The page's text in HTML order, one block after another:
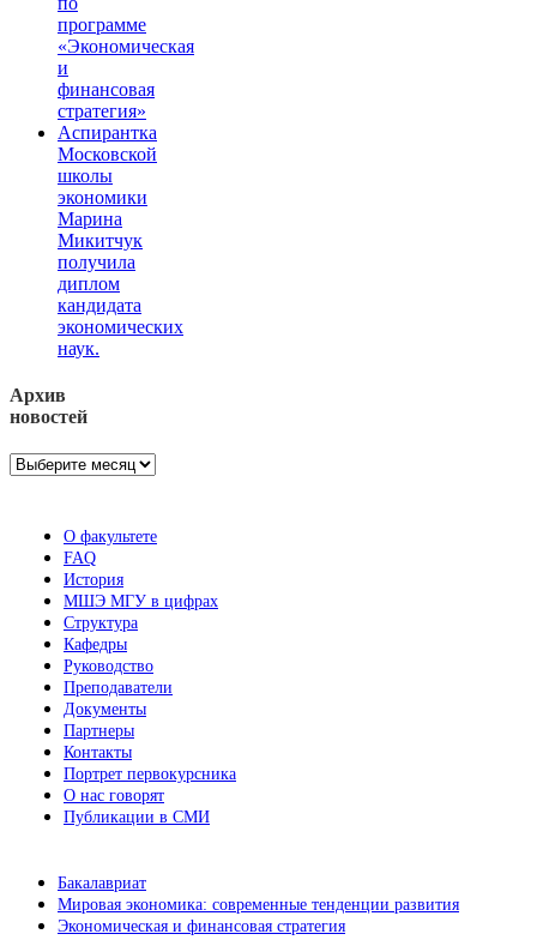
программе
«Экономическая
и
финансовая
стратегия»
Аспирантка
Московской
школы
экономики
Марина
Микитчук
получила
диплом
кандидата
экономических
наук.
Архив
новостей
Архив
О факультете
FAQ
История
МШЭ МГУ в цифрах
Структура
Кафедры
Руководство
Преподаватели
Документы
Партнеры
Контакты
Портрет первокурсника
О нас говорят
Публикации в СМИ
Бакалавриат
Мировая экономика: современные тенденции развития
Экономическая и финансовая стратегия